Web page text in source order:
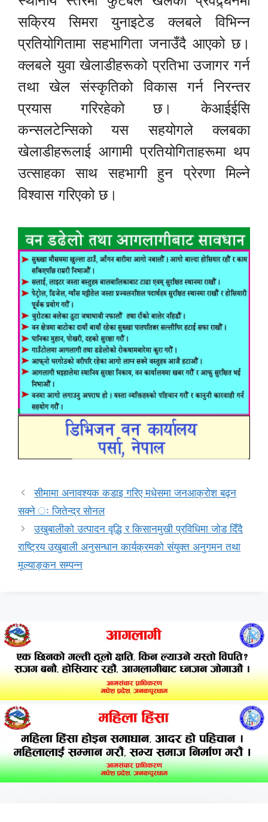
सक्रिय सिमरा युनाइटेड क्लबले विभिन्न
प्रतियोगितामा सहभागिता जनाउँदै आएको छ।
क्लबले युवा खेलाडीहरूको प्रतिभा उजागर गर्न
तथा खेल संस्कृतिको विकास गर्न निरन्तर
प्रयास गरिरहेको छ। केआईईसि
कन्सलटेन्सिको यस सहयोगले क्लबका
खेलाडीहरूलाई आगामी प्रतियोगिताहरूमा थप
उत्साहका साथ सहभागी हुन प्रेरणा मिल्ने
विश्वास गरिएको छ।
सीमामा अनावश्यक कडाइ गरिए मधेसमा जनआक्रोश बढ्न
सक्ने ः जितेन्द्र सोनल
उखुबालीको उत्पादन वृद्धि र किसानमुखी प्रविधिमा जोड दिँदै
राष्ट्रिय उखुबाली अनुसन्धान कार्यक्रमको संयुक्त अनुगमन तथा
मूल्याङ्कन सम्पन्न